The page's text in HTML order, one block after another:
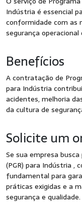
Indústria é essencial
conformidade com as
segurança
Benefícios
A contratação de
para Indústria
acidentes, melhoria
da cultura de
Solicite um
Se sua empresa
(PGR) para Indústria ,
fundamental para
práticas exigidas e a
segurança e qualidade.